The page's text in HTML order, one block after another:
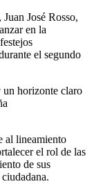
José Rosso,
en la
el segundo
un horizonte claro
al lineamiento
el rol de las
de sus